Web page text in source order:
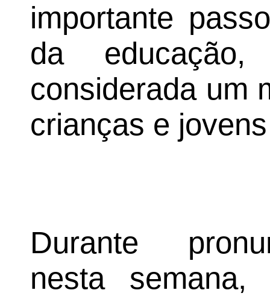
importante
da
considerada um
crianças e
Durante
nesta